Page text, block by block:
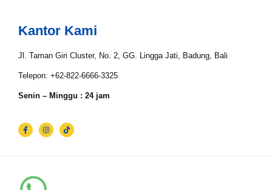
WhatsApp*
Kantor Kami
Jl. Taman Giri Cluster, No. 2, GG. Lingga Jati, Badung, Bali
Telepon: +62-822-6666-3325
Senin – Minggu : 24 jam